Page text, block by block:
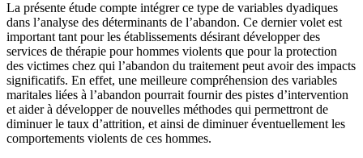
La présente étude compte intégrer ce type de variables dyadiques
dans l’analyse des déterminants de l’abandon. Ce dernier volet est
important tant pour les établissements désirant développer des
services de thérapie pour hommes violents que pour la protection
des victimes chez qui l’abandon du traitement peut avoir des impacts
significatifs. En effet, une meilleure compréhension des variables
maritales liées à l’abandon pourrait fournir des pistes d’intervention
et aider à développer de nouvelles méthodes qui permettront de
diminuer le taux d’attrition, et ainsi de diminuer éventuellement les
comportements violents de ces hommes.